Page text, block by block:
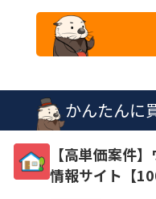
かんたんに
【高単価案件
情報サイト【